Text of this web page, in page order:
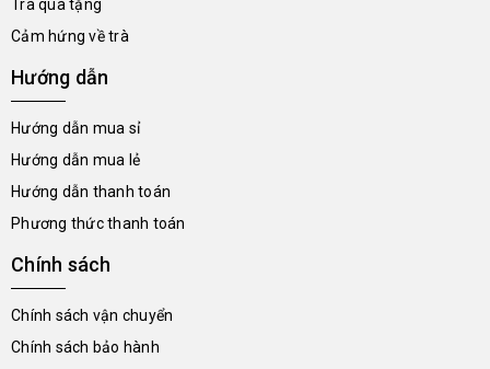
Trà quà tặng
Cảm hứng về trà
Hướng dẫn
Hướng dẫn mua sỉ
Hướng dẫn mua lẻ
Hướng dẫn thanh toán
Phương thức thanh toán
Chính sách
Chính sách vận chuyển
Chính sách bảo hành